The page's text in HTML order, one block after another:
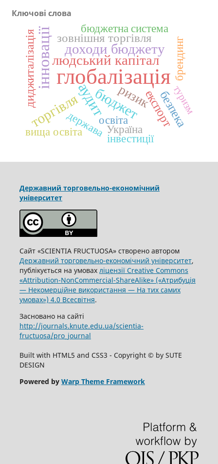
Ключові слова
глобалізація
інновації
аудит
людський капітал
торгівля
доходи бюджету
бюджет
ризик
зовнішня торгівля
диджиталізація
експорт
безпека
бюджетна система
державаосвіта
вища освіта
Україна
інвестиції
брендинг
туризм
Державний торговельно-економічний
університет
Сайт «SCIENTIA FRUCTUOSA» створено автором
Державний торговельно-економічний університет,
публікується на умовах ліцензії Creative Commons
«Attribution-NonCommercial-ShareAlike» («Атрибуція
— Некомерційне використання — На тих самих
умовах») 4.0 Всесвітня.
Засновано на сайті
http://journals.knute.edu.ua/scientia-
fructuosa/pro_journal
Built with HTML5 and CSS3 - Copyright © by SUTE
DESIGN
Powered by Warp Theme Framework